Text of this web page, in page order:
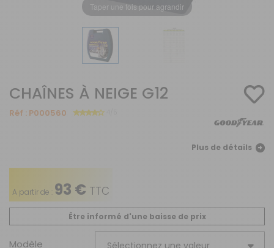
Taper une fois pour agrandir
CHAÎNES À NEIGE G12
Réf : P000560
Plus de détails
A partir de : 93 € TTC
Être informé d'une baisse de prix
Modèle